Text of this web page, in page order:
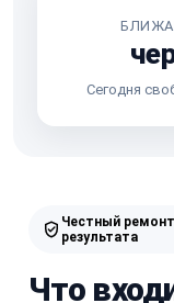
Сегодня
Честный ремонт
результата
Что